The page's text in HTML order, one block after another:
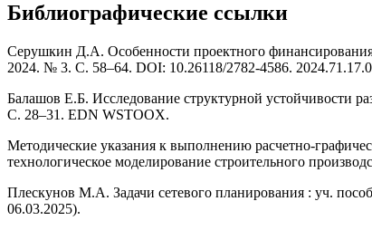
Библиографические ссылки
Серушкин Д.А. Особенности проектного
2024. № 3. С. 58–64. DOI: 10.26118/2782-4586.
Балашов Е.Б. Исследование структурной устойчивости
С. 28–31. EDN WSTOOX.
Методические указания к выполнению расчетно-
технологическое моделирование строительного
Плескунов М.А. Задачи сетевого планирования : уч.
06.03.2025).